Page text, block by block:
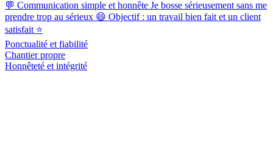
💬 Communication simple et honnête Je bosse sérieusement sans me
prendre trop au sérieux 😄 Objectif : un travail bien fait et un client
satisfait ⭐
Ponctualité et fiabilité
Chantier propre
Honnêteté et intégrité